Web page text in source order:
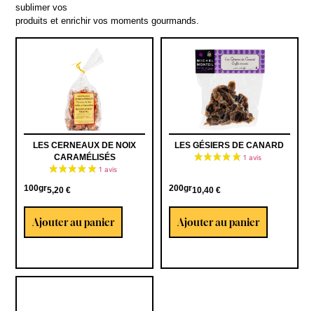
sublimer vos
produits et enrichir vos moments gourmands.
LES CERNEAUX DE NOIX
CARAMÉLISÉS
100gr5,20€
Ajouter au panier
LES GÉSIERS DE CANARD
200gr10,40 €
Ajouter au panier